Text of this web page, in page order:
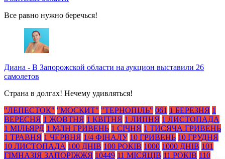
Все равно нужно беречься!
Диана - В Запорожской области на аукцион выставили 26
самолетов
Страна в долгах! Нечему удивляться!
"ЛЕПЕСТОК" "МОСКИТ" "ТЕРНОПІЛЬ" 061 1 БЕРЕЗНЯ 1
ВЕРЕСНЯ 1 ЖОВТНЯ 1 КВІТНЯ 1 ЛИПНЯ 1 ЛИСТОПАДА
1 МІЛЬЯРД 1 МЛН ГРИВЕНЬ 1 СІЧНЯ 1 ТИСЯЧА ГРИВЕНЬ
1 ТРАВНЯ 1 ЧЕРВНЯ 1/4 ФІНАЛУ 10 ГРИВЕНЬ 10 ГРУДНЯ
10 ЛИСТОПАДА 100 ДНІВ 100 РОКІВ 1000 1000 ДНІВ 101
ГІМНАЗІЯ ЗАПОРІЖЖЯ 10449 11 МІСЯЦІВ 11 РОКІВ 110